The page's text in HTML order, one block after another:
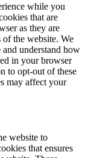
while you
that are
as they are
the website. We
understand how
in your browser
to opt-out of these
may affect your
website to
that ensures